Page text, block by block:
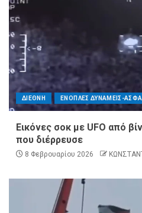
ΔΙΕΘΝΗ ΕΝΟΠΛΕΣ ΔΥΝΑΜΕΙΣ-
Εικόνες σοκ με UFO από
που διέρρευσε
8 Φεβρουαρίου 2026